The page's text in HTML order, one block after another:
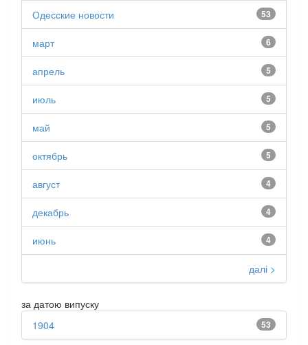
53
Одесские новости
6
март
5
апрель
5
июль
5
май
5
октябрь
4
август
4
декабрь
4
июнь
далі >
за датою випуску
53
1904